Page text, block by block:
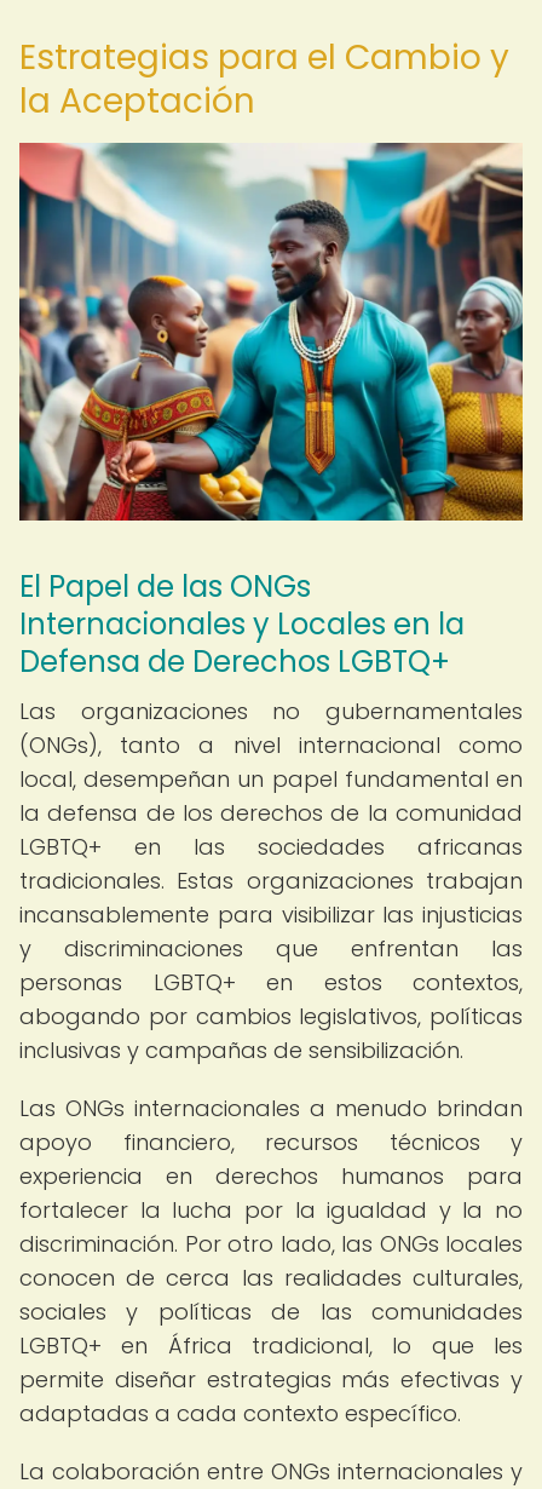
Estrategias para el Cambio y
la Aceptación
El Papel de las ONGs
Internacionales y Locales en la
Defensa de Derechos LGBTQ+
Las organizaciones no gubernamentales
(ONGs), tanto a nivel internacional como
local, desempeñan un papel fundamental en
la defensa de los derechos de la comunidad
LGBTQ+ en las sociedades africanas
tradicionales. Estas organizaciones trabajan
incansablemente para visibilizar las injusticias
y discriminaciones que enfrentan las
personas LGBTQ+ en estos contextos,
abogando por cambios legislativos, políticas
inclusivas y campañas de sensibilización.
Las ONGs internacionales a menudo brindan
apoyo financiero, recursos técnicos y
experiencia en derechos humanos para
fortalecer la lucha por la igualdad y la no
discriminación. Por otro lado, las ONGs locales
conocen de cerca las realidades culturales,
sociales y políticas de las comunidades
LGBTQ+ en África tradicional, lo que les
permite diseñar estrategias más efectivas y
adaptadas a cada contexto específico.
La colaboración entre ONGs internacionales y